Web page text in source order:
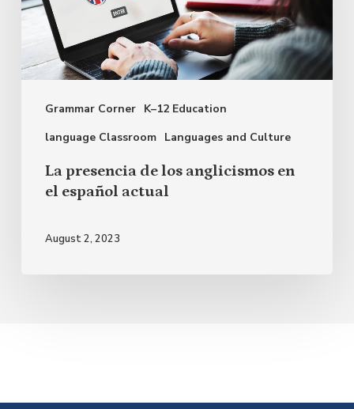
Grammar Corner K–12 Education
language Classroom Languages and Culture
los
anglicismos
el
español
actual
La presencia de los anglicismos en
el español actual
August 2, 2023